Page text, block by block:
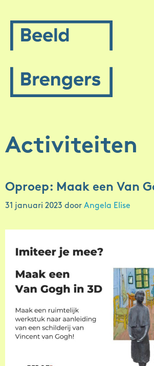
inhoud
Activiteiten
Oproep: Maak een Van
31 januari 2023 door Angela Elise